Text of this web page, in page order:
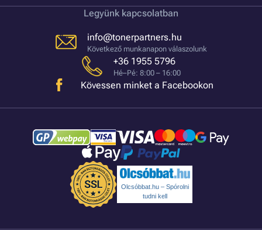
Legyünk kapcsolatban
info@tonerpartners.hu
Következő munkanapon válaszolunk
+36 1955 5796
Hé–Pé: 8:00 – 16:00
Kövessen minket a Facebookon
Olcsóbbat.hu – Spórolni
tudni kell